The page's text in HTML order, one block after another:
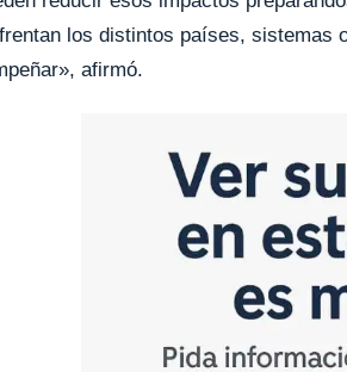
los distintos países, sistemas
afirmó.